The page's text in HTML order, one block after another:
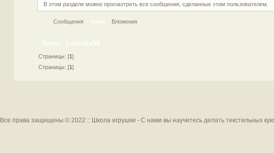
В этом разделе можно просмотреть все сообщения, сделанные этим пользователем.
Сообщения Темы Вложения
Темы - Ludmila54
Страницы: [1]
Страницы: [1]
Все права защищены © 2022 :: Школа игрушки - С нами вы научитесь делать текстильных